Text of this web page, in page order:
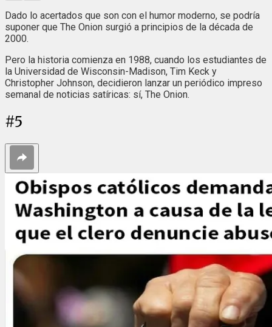
Dado lo acertados que son con el humor moderno, se podría
suponer que The Onion surgió a principios de la década de
2000.
Pero la historia comienza en 1988, cuando los estudiantes de
la Universidad de Wisconsin-Madison, Tim Keck y
Christopher Johnson, decidieron lanzar un periódico impreso
semanal de noticias satíricas: sí, The Onion.
#5